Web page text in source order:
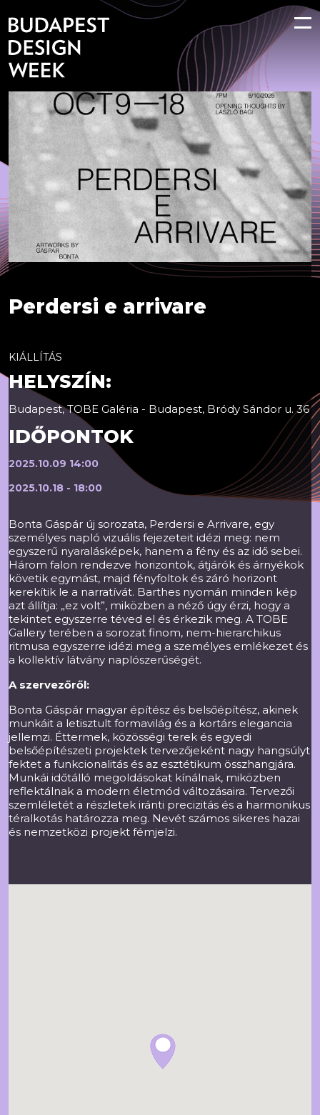
Perdersi e arrivare
KIÁLLÍTÁS
HELYSZÍN:
Budapest, TOBE Galéria - Budapest, Bródy Sándor u. 36
IDŐPONTOK
2025.10.09 14:00
2025.10.18 - 18:00
Bonta Gáspár új sorozata, Perdersi e Arrivare, egy
személyes napló vizuális fejezeteit idézi meg: nem
egyszerű nyaralásképek, hanem a fény és az idő sebei.
Három falon rendezve horizontok, átjárók és árnyékok
követik egymást, majd fényfoltok és záró horizont
kerekítik le a narratívát. Barthes nyomán minden kép
azt állítja: „ez volt”, miközben a néző úgy érzi, hogy a
tekintet egyszerre téved el és érkezik meg. A TOBE
Gallery terében a sorozat finom, nem-hierarchikus
ritmusa egyszerre idézi meg a személyes emlékezet és
a kollektív látvány naplószerűségét.
A szervezőről:
Bonta Gáspár magyar építész és belsőépítész, akinek
munkáit a letisztult formavilág és a kortárs elegancia
jellemzi. Éttermek, közösségi terek és egyedi
belsőépítészeti projektek tervezőjeként nagy hangsúlyt
fektet a funkcionalitás és az esztétikum összhangjára.
Munkái időtálló megoldásokat kínálnak, miközben
reflektálnak a modern életmód változásaira. Tervezői
szemléletét a részletek iránti precizitás és a harmonikus
téralkotás határozza meg. Nevét számos sikeres hazai
és nemzetközi projekt fémjelzi.